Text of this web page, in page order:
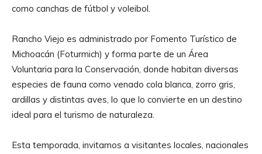
como canchas de fútbol y voleibol.
Rancho Viejo es administrado por Fomento Turístico de
Michoacán (Foturmich) y forma parte de un Área
Voluntaria para la Conservación, donde habitan diversas
especies de fauna como venado cola blanca, zorro gris,
ardillas y distintas aves, lo que lo convierte en un destino
ideal para el turismo de naturaleza.
Esta temporada, invitamos a visitantes locales, nacionales